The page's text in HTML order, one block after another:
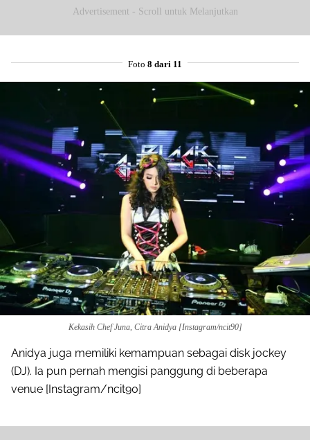
Advertisement - Scroll untuk Melanjutkan
Foto 8 dari 11
Kekasih Chef Juna, Citra Anidya [Instagram/ncit90]
Anidya juga memiliki kemampuan sebagai disk jockey
(DJ). Ia pun pernah mengisi panggung di beberapa
venue [Instagram/ncit90]